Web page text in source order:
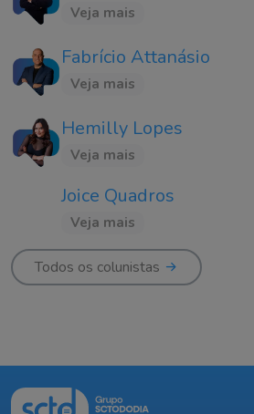
Veja mais
Fabrício Attanásio
Veja mais
Hemilly Lopes
Veja mais
Joice Quadros
Veja mais
Todos os colunistas